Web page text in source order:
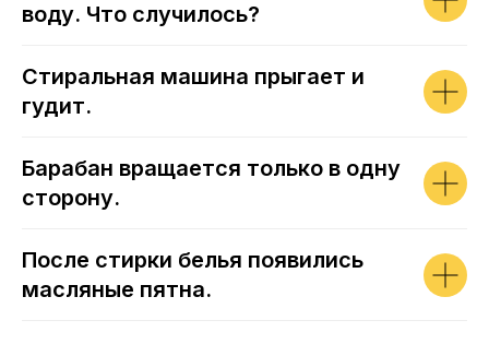
воду. Что случилось?
Стиральная машина прыгает и
гудит.
Барабан вращается только в одну
сторону.
После стирки белья появились
масляные пятна.